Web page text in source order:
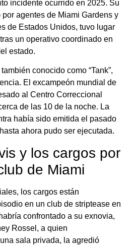
incidente ocurrido en 2025. Su
agentes de Miami Gardens y
de Estados Unidos, tuvo lugar
un operativo coordinado en
estado.
conocido como “Tank”,
El excampeón mundial de
al Centro Correccional
de las 10 de la noche. La
había sido emitida el pasado
ahora pudo ser ejecutada.
y los cargos por
de Miami
los cargos están
en un club de striptease en
confrontado a su exnovia,
Rossel, a quien
sala privada, la agredió